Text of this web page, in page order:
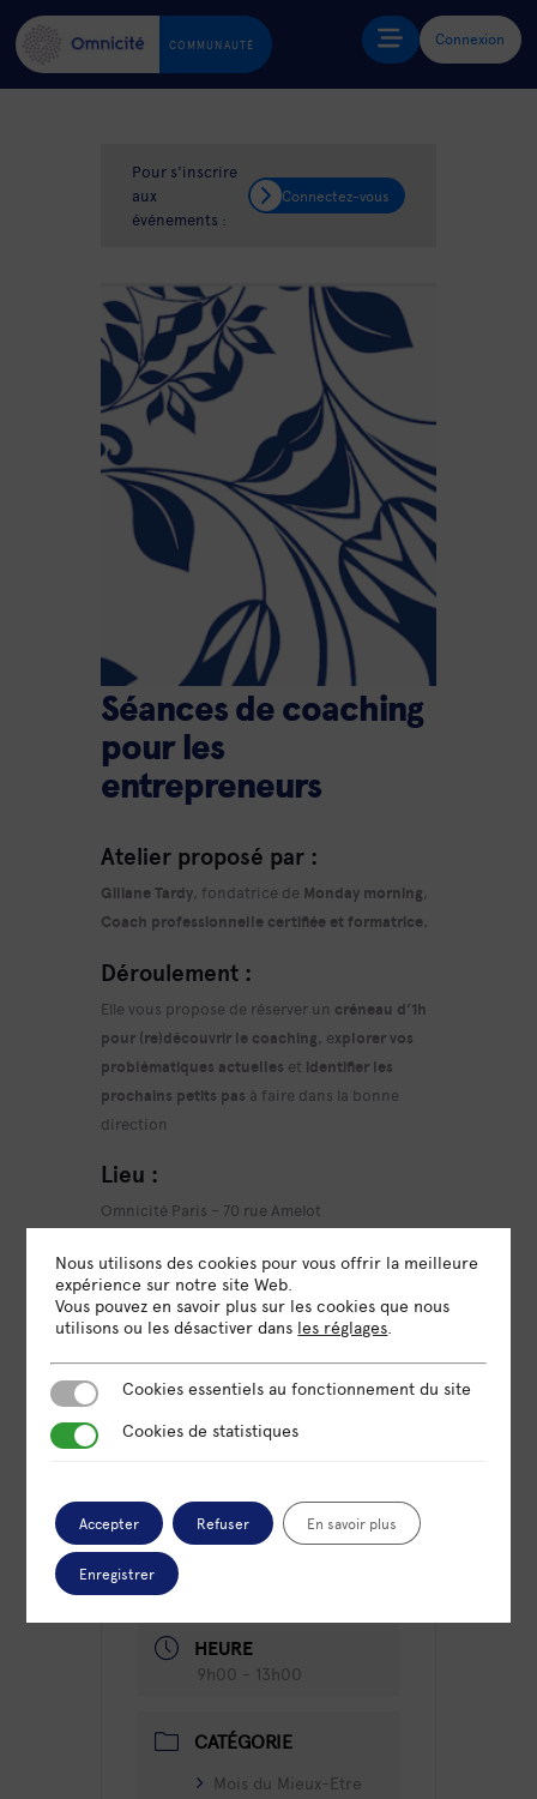
COMMUNAUTÉ Connexion
Pour s'inscrire
aux
événements :
Connectez-vous
Séances de coaching
pour les
entrepreneurs
Atelier proposé par :
Giliane Tardy, fondatrice de Monday morning,
Coach professionnelle certifiée et formatrice.
Déroulement :
Elle vous propose de réserver un créneau d’1h
pour (re)découvrir le coaching, explorer vos
problématiques actuelles et identifier les
prochains petits pas à faire dans la bonne
direction
Lieu :
Omnicité Paris – 70 rue Amelot
Inscription sur:
Doodle
:
1 personne par créneau : 4 créneaux
DATE
HEURE
9h00 - 13h00
CATÉGORIE
Mois du Mieux-Etre
Nous utilisons des cookies pour vous offrir la meilleure
expérience sur notre site Web.
Vous pouvez en savoir plus sur les cookies que nous
utilisons ou les désactiver dans les réglages
Cookies essentiels au fonctionnement du site
Cookies essentiels au fonctionnement du site
Cookies de statistiques
Cookies de statistiques
Accepter Refuser En savoir plus
Enregistrer